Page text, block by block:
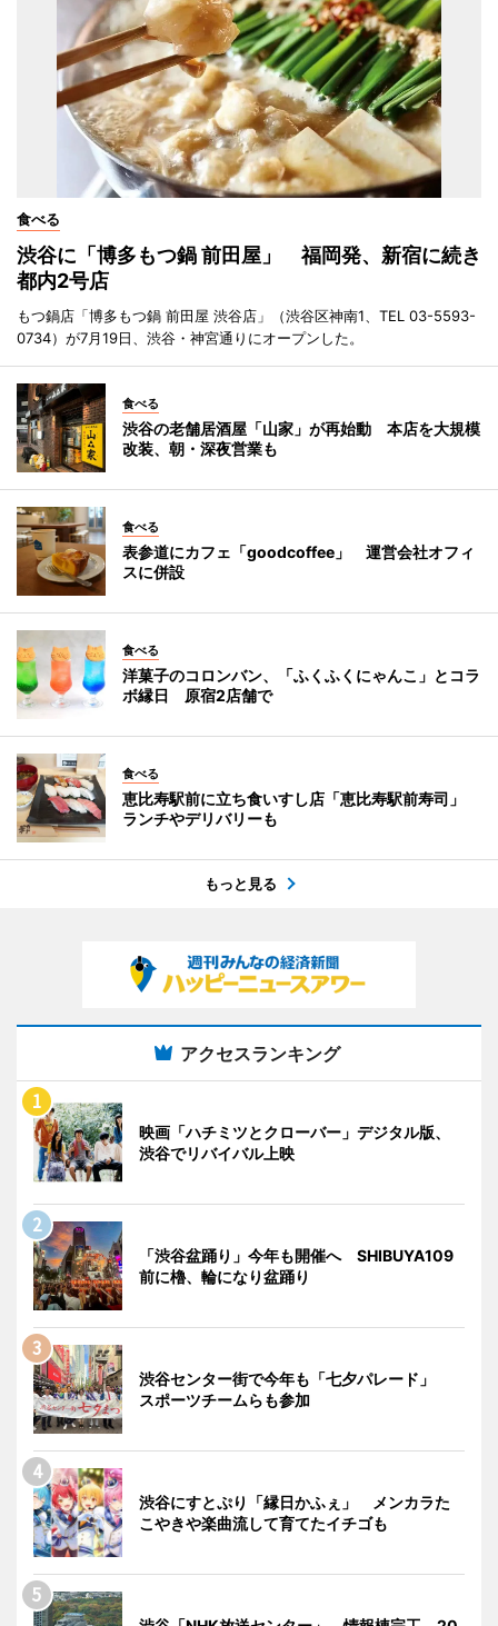
食べる
渋谷に「博多もつ鍋 前田屋」 福岡発、新宿に続き
都内2号店
もつ鍋店「博多もつ鍋 前田屋 渋谷店」（渋谷区神南1、TEL 03-5593-
0734）が7月19日、渋谷・神宮通りにオープンした。
食べる
渋谷の老舗居酒屋「山家」が再始動 本店を大規模
改装、朝・深夜営業も
食べる
表参道にカフェ「goodcoffee」 運営会社オフィ
スに併設
食べる
洋菓子のコロンバン、「ふくふくにゃんこ」とコラ
ボ縁日 原宿2店舗で
食べる
恵比寿駅前に立ち食いすし店「恵比寿駅前寿司」
ランチやデリバリーも
もっと見る
アクセスランキング
映画「ハチミツとクローバー」デジタル版、
渋谷でリバイバル上映
「渋谷盆踊り」今年も開催へ SHIBUYA109
前に櫓、輪になり盆踊り
渋谷センター街で今年も「七夕パレード」
スポーツチームらも参加
渋谷にすとぷり「縁日かふぇ」 メンカラた
こやきや楽曲流して育てたイチゴも